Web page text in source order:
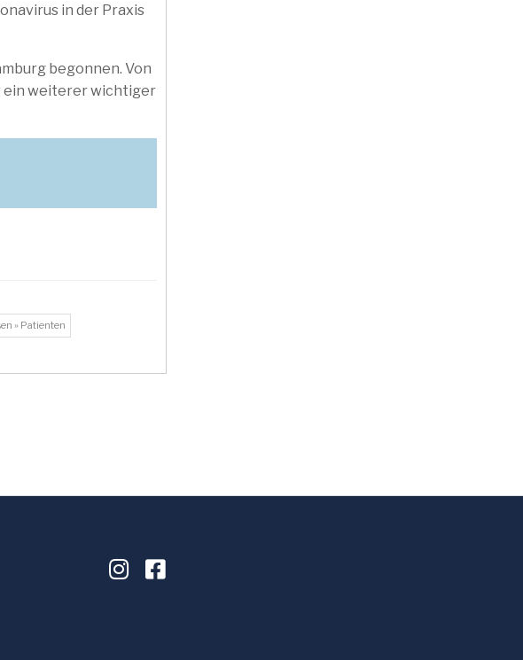
in der Praxis
begonnen. Von
ein weiterer wichtiger
» Patienten